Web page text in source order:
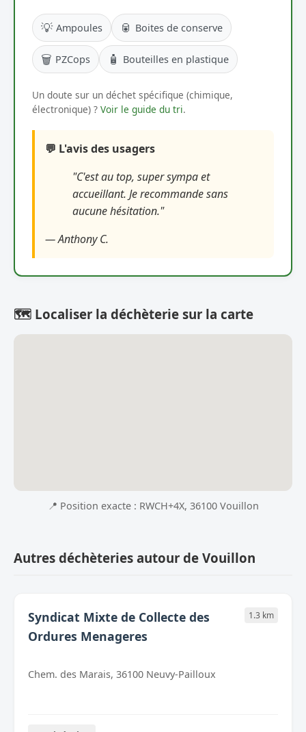
💡 Ampoules 🥫 Boites de conserve
🗑️ PZCops 🧴 Bouteilles en plastique
Un doute sur un déchet spécifique (chimique,
électronique) ? Voir le guide du tri.
💬 L'avis des usagers
"C'est au top, super sympa et
accueillant. Je recommande sans
aucune hésitation."
— Anthony C.
🗺️ Localiser la déchèterie sur la carte
📍 Position exacte : RWCH+4X, 36100 Vouillon
Autres déchèteries autour de Vouillon
Syndicat Mixte de Collecte des
Ordures Menageres
1.3 km
Chem. des Marais, 36100 Neuvy-Pailloux